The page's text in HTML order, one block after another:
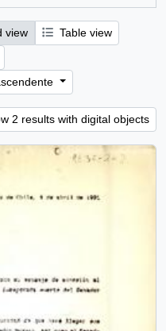
view
Table view
2 results with digital objects